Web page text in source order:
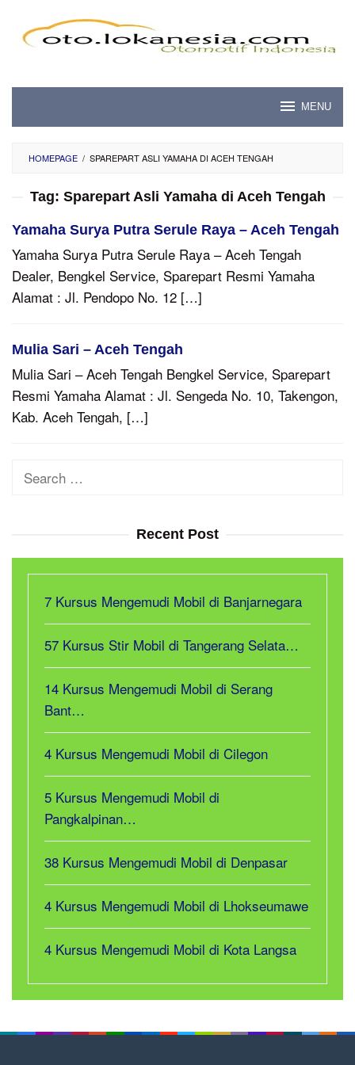
content
MENU
HOMEPAGE / SPAREPART ASLI YAMAHA DI ACEH TENGAH
Tag: Sparepart Asli Yamaha di Aceh Tengah
Yamaha Surya Putra Serule Raya – Aceh Tengah
Yamaha Surya Putra Serule Raya – Aceh Tengah
Dealer, Bengkel Service, Sparepart Resmi Yamaha
Alamat : Jl. Pendopo No. 12 […]
Mulia Sari – Aceh Tengah
Mulia Sari – Aceh Tengah Bengkel Service, Sparepart
Resmi Yamaha Alamat : Jl. Sengeda No. 10, Takengon,
Kab. Aceh Tengah, […]
Search
Recent Post
7 Kursus Mengemudi Mobil di Banjarnegara
57 Kursus Stir Mobil di Tangerang Selata…
14 Kursus Mengemudi Mobil di Serang
Bant…
4 Kursus Mengemudi Mobil di Cilegon
5 Kursus Mengemudi Mobil di
Pangkalpinan…
38 Kursus Mengemudi Mobil di Denpasar
4 Kursus Mengemudi Mobil di Lhokseumawe
4 Kursus Mengemudi Mobil di Kota Langsa